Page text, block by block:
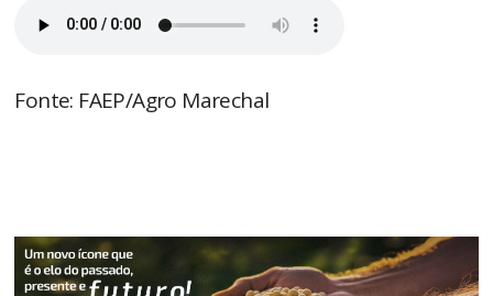
Fonte: FAEP/Agro Marechal